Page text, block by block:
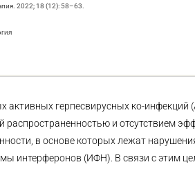
2022; 18 (12): 58–63.
активных герпесвирусных ко-
распространенностью и отсутствием
в основе которых лежат
интерферонов (ИФН). В связи с этим